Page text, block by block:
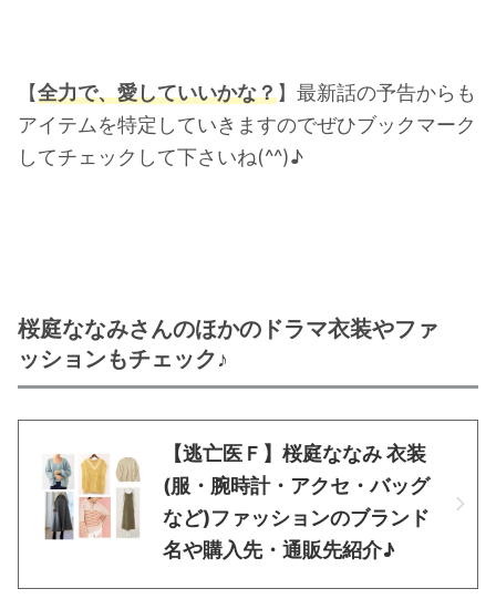
【全力で、愛していいかな？】最新話の予告からも
アイテムを特定していきますのでぜひブックマーク
してチェックして下さいね(^^)♪
桜庭ななみさんのほかのドラマ衣装やファ
ッションもチェック♪
【逃亡医Ｆ】桜庭ななみ 衣装
(服・腕時計・アクセ・バッグ
など)ファッションのブランド
名や購入先・通販先紹介♪